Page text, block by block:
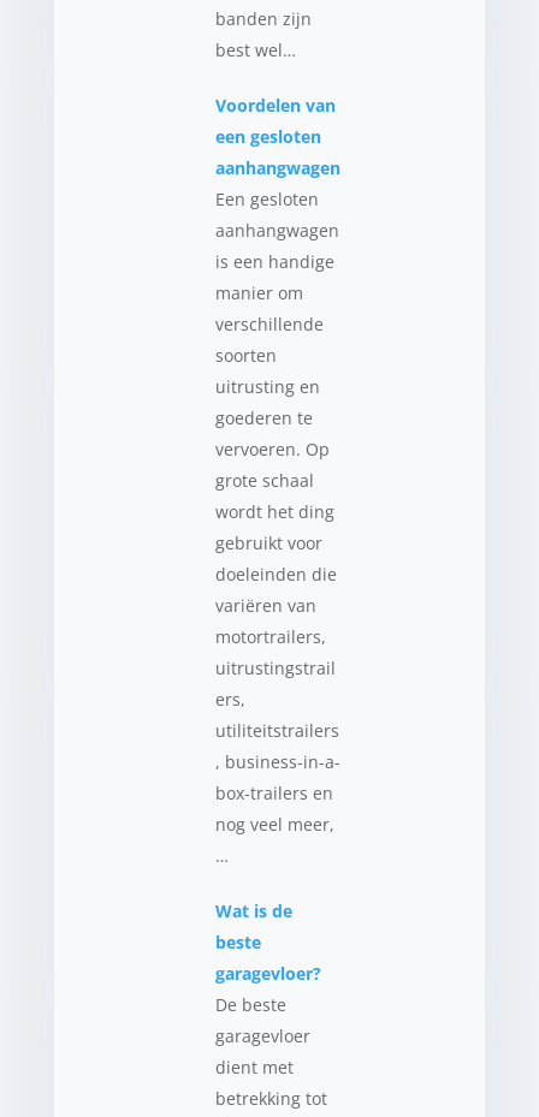
banden zijn
best wel…
Voordelen van
een gesloten
aanhangwagen
Een gesloten
aanhangwagen
is een handige
manier om
verschillende
soorten
uitrusting en
goederen te
vervoeren. Op
grote schaal
wordt het ding
gebruikt voor
doeleinden die
variëren van
motortrailers,
uitrustingstrail
ers,
utiliteitstrailers
, business-in-a-
box-trailers en
nog veel meer,
…
Wat is de
beste
garagevloer?
De beste
garagevloer
dient met
betrekking tot